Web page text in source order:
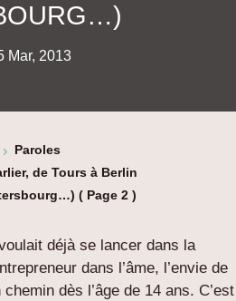
Mar, 2013
5
Paroles
de Tours à Berlin
( Page 2 )
déjà se lancer dans la
dans l’âme, l’envie de
dès l’âge de 14 ans. C’est